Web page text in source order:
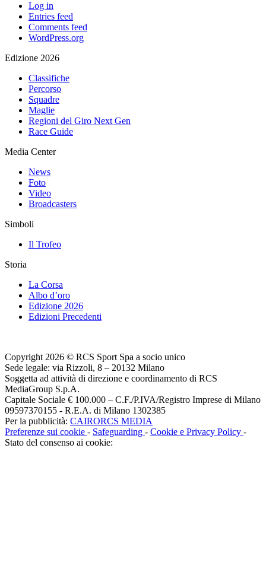
Log in
Entries feed
Comments feed
WordPress.org
Edizione 2026
Classifiche
Percorso
Squadre
Maglie
Regioni del Giro Next Gen
Race Guide
Media Center
News
Foto
Video
Broadcasters
Simboli
Il Trofeo
Storia
La Corsa
Albo d’oro
Edizione 2026
Edizioni Precedenti
Copyright 2026 © RCS Sport Spa a socio unico
Sede legale: via Rizzoli, 8 – 20132 Milano
Soggetta ad attività di direzione e coordinamento di RCS
MediaGroup S.p.A.
Capitale Sociale € 100.000 – C.F./P.IVA/Registro Imprese di Milano
09597370155 - R.E.A. di Milano 1302385
Per la pubblicità: CAIRORCS MEDIA
Preferenze sui cookie - Safeguarding - Cookie e Privacy Policy -
Stato del consenso ai cookie: